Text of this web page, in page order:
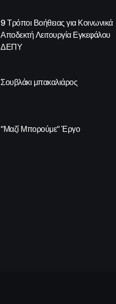
9 Τρόποι Βοήθειας για Κοινωνικά
Αποδεκτή Λειτουργία Εγκεφάλου
ΔΕΠΥ
Σουβλάκι μπακαλιάρος
“Μαζί Μπορούμε” Έργο